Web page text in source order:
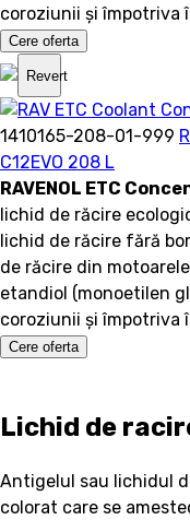
coroziunii și împotriva
Cere oferta
Revert
1410165-208-01-999
C12EVO 208 L
RAVENOL ETC
lichid de răcire
lichid de răcire fără
de răcire din
etandiol (monoetilen
coroziunii și împotriva
Cere oferta
Lichid de
Antigelul sau lichidul
colorat care se